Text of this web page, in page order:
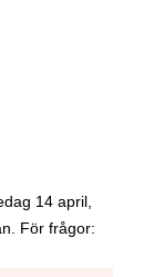
14 april,
För frågor: